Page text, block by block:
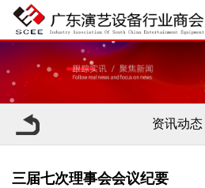
资讯动态
三届七次理事会会议纪要